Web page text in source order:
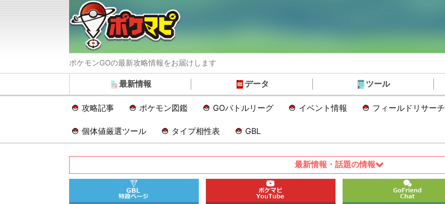
ポケモンGOの最新攻略情報をお届けします
最新情報 データ ツール
攻略記事 ポケモン図鑑 GOバトルリーグ イベント情報 フィールドリサーチ
個体値厳選ツール タイプ相性表 GBL
最新情報・話題の情報